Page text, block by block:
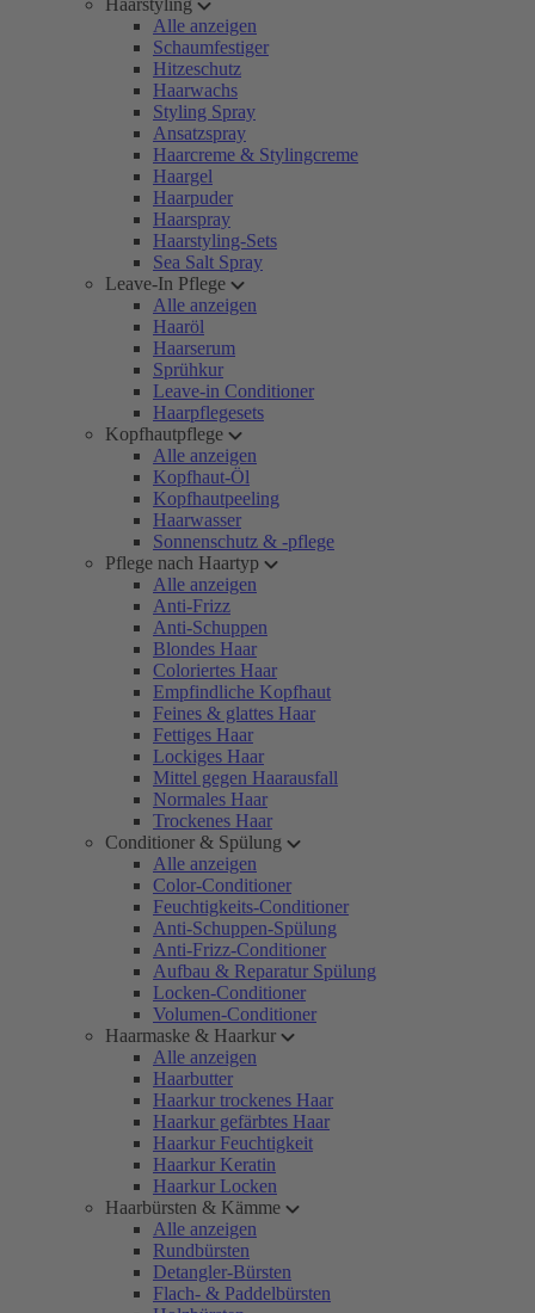
Haarstyling
Alle anzeigen
Schaumfestiger
Hitzeschutz
Haarwachs
Styling Spray
Ansatzspray
Haarcreme & Stylingcreme
Haargel
Haarpuder
Haarspray
Haarstyling-Sets
Sea Salt Spray
Leave-In Pflege
Alle anzeigen
Haaröl
Haarserum
Sprühkur
Leave-in Conditioner
Haarpflegesets
Kopfhautpflege
Alle anzeigen
Kopfhaut-Öl
Kopfhautpeeling
Haarwasser
Sonnenschutz & -pflege
Pflege nach Haartyp
Alle anzeigen
Anti-Frizz
Anti-Schuppen
Blondes Haar
Coloriertes Haar
Empfindliche Kopfhaut
Feines & glattes Haar
Fettiges Haar
Lockiges Haar
Mittel gegen Haarausfall
Normales Haar
Trockenes Haar
Conditioner & Spülung
Alle anzeigen
Color-Conditioner
Feuchtigkeits-Conditioner
Anti-Schuppen-Spülung
Anti-Frizz-Conditioner
Aufbau & Reparatur Spülung
Locken-Conditioner
Volumen-Conditioner
Haarmaske & Haarkur
Alle anzeigen
Haarbutter
Haarkur trockenes Haar
Haarkur gefärbtes Haar
Haarkur Feuchtigkeit
Haarkur Keratin
Haarkur Locken
Haarbürsten & Kämme
Alle anzeigen
Rundbürsten
Detangler-Bürsten
Flach- & Paddelbürsten